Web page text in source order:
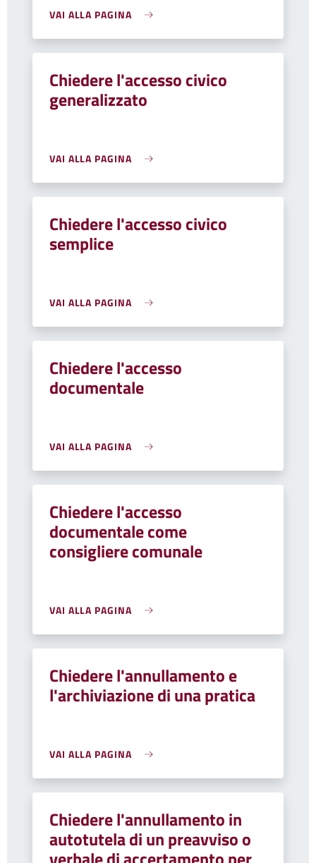
VAI ALLA PAGINA
Chiedere l'accesso civico
generalizzato
VAI ALLA PAGINA
Chiedere l'accesso civico
semplice
VAI ALLA PAGINA
Chiedere l'accesso
documentale
VAI ALLA PAGINA
Chiedere l'accesso
documentale come
consigliere comunale
VAI ALLA PAGINA
Chiedere l'annullamento e
l'archiviazione di una pratica
VAI ALLA PAGINA
Chiedere l'annullamento in
autotutela di un preavviso o